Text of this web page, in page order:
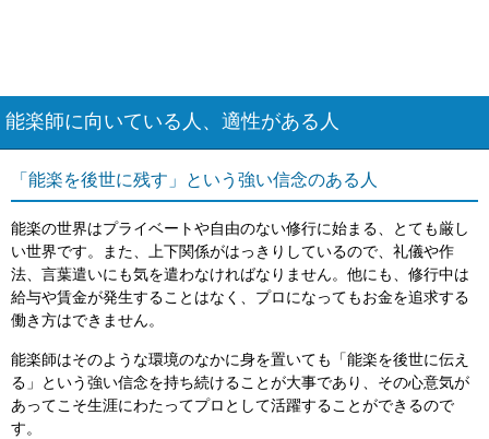
能楽師に向いている人、適性がある人
「能楽を後世に残す」という強い信念のある人
能楽の世界はプライベートや自由のない修行に始まる、とても厳し
い世界です。また、上下関係がはっきりしているので、礼儀や作
法、言葉遣いにも気を遣わなければなりません。他にも、修行中は
給与や賃金が発生することはなく、プロになってもお金を追求する
働き方はできません。
能楽師はそのような環境のなかに身を置いても「能楽を後世に伝え
る」という強い信念を持ち続けることが大事であり、その心意気が
あってこそ生涯にわたってプロとして活躍することができるので
す。